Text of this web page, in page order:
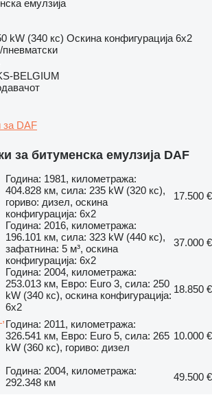
емулзија
kW (340 кс) Оскина конфигурација 6x2
BELGIUM
DAF
за битуменска емулзија DAF
Година: 1981, километража:
404.828 км, сила: 235 kW (320 кс),
гориво: дизел, оскина
конфигурација: 6x2
17.500 €
Година: 2016, километража:
196.101 км, сила: 323 kW (440 кс),
зафатнина: 5 м³, оскина
конфигурација: 6x2
37.000 €
Година: 2004, километража:
253.013 км, Евро: Euro 3, сила: 250
kW (340 кс), оскина конфигурација:
6x2
18.850 €
Година: 2011, километража:
326.541 км, Евро: Euro 5, сила: 265
kW (360 кс), гориво: дизел
10.000 €
Година: 2004, километража:
292.348 км
49.500 €